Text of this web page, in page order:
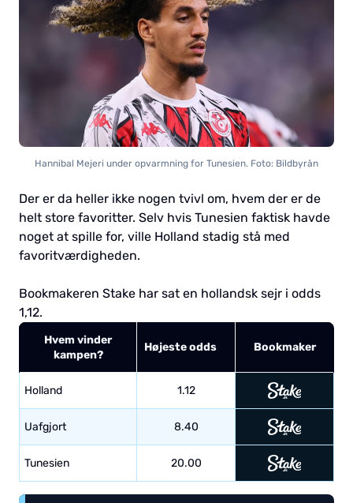
Hannibal Mejeri under opvarmning for Tunesien. Foto: Bildbyrån
Der er da heller ikke nogen tvivl om, hvem der er de
helt store favoritter. Selv hvis Tunesien faktisk havde
noget at spille for, ville Holland stadig stå med
favoritværdigheden.
Bookmakeren Stake har sat en hollandsk sejr i odds
1,12.
Hvem vinder
kampen?
Højeste odds Bookmaker
Holland 1.12
Uafgjort 8.40
Tunesien 20.00